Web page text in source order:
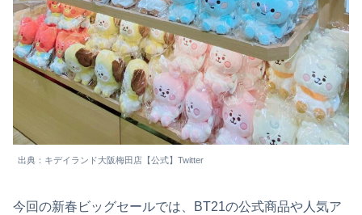
出典：キデイランド大阪梅田店【公式】Twitter
今回の新春ビッグセールでは、BT21の公式商品や人気ア